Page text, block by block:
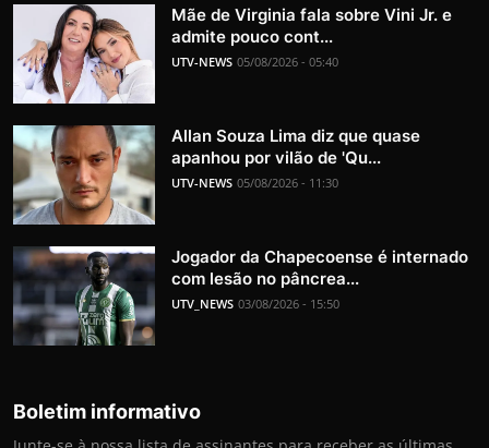
Mãe de Virginia fala sobre Vini Jr. e
admite pouco cont...
UTV-NEWS 05/08/2026 - 05:40
Allan Souza Lima diz que quase
apanhou por vilão de 'Qu...
UTV-NEWS 05/08/2026 - 11:30
Jogador da Chapecoense é internado
com lesão no pâncrea...
UTV_NEWS 03/08/2026 - 15:50
Boletim informativo